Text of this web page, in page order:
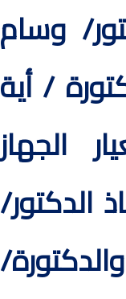
وسام
/ أية
الجهاز
الدكتور/